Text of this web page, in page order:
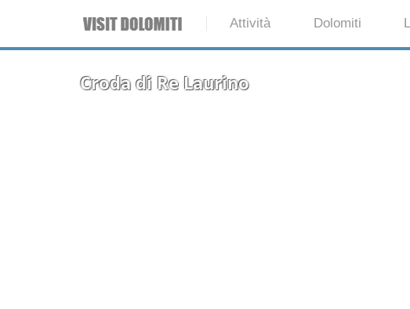
Attività Dolomiti
Croda di Re Laurino